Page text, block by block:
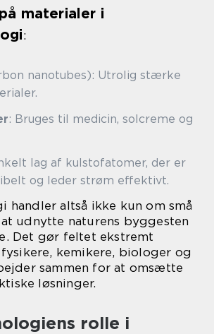
materialer i
:
nanotubes): Utrolig stærke
: Bruges til medicin, solcreme og
lag af kulstofatomer, der er
og leder strøm effektivt.
handler altså ikke kun om små
udnytte naturens byggesten
Det gør feltet ekstremt
kemikere, biologer og
sammen for at omsætte
løsninger.
rolle i